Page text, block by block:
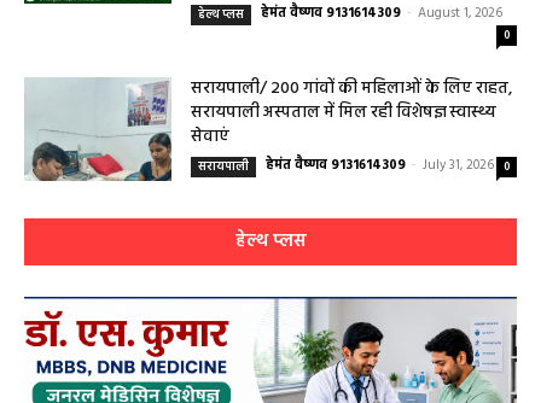
हेल्थ प्लस हेमंत वैष्णव 9131614309 - August 1, 2026
0
सरायपाली/ 200 गांवों की महिलाओं के लिए राहत,
सरायपाली अस्पताल में मिल रही विशेषज्ञ स्वास्थ्य
सेवाएं
सरायपाली हेमंत वैष्णव 9131614309 - July 31, 2026 0
हेल्थ प्लस